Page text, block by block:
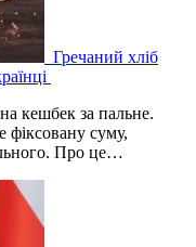
Гречаний хліб
кешбек за пальне.
фіксовану суму,
Про це…